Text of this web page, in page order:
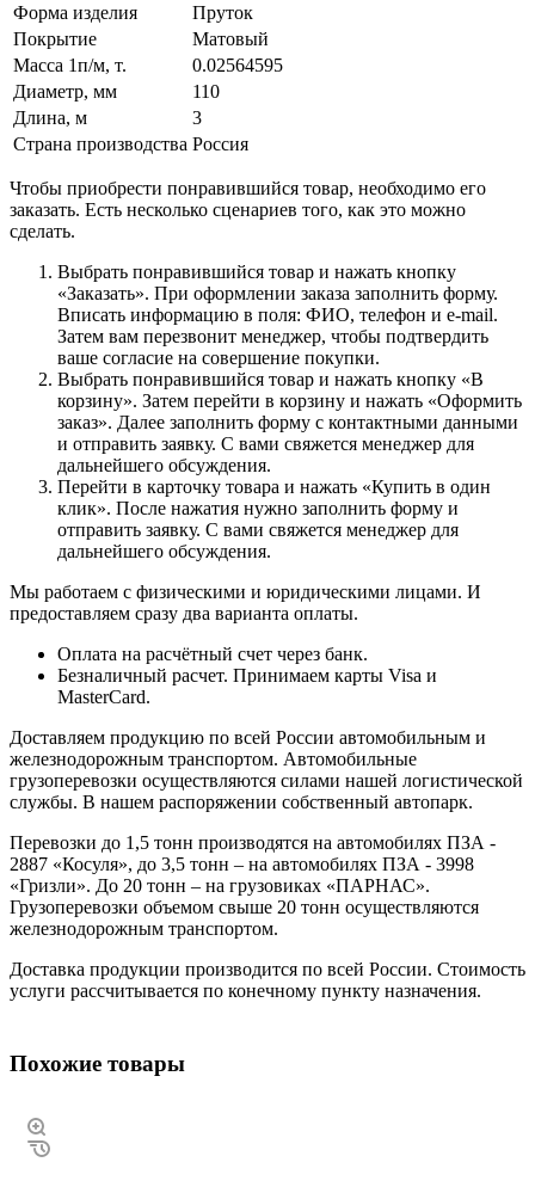
Форма изделия
Пруток
Покрытие
Матовый
Масса 1п/м, т.
0.02564595
Диаметр, мм
110
Длина, м
3
Страна производства Россия
Чтобы приобрести понравившийся товар, необходимо его
заказать. Есть несколько сценариев того, как это можно
сделать.
Выбрать понравившийся товар и нажать кнопку
«Заказать». При оформлении заказа заполнить форму.
Вписать информацию в поля: ФИО, телефон и e-mail.
Затем вам перезвонит менеджер, чтобы подтвердить
ваше согласие на совершение покупки.
Выбрать понравившийся товар и нажать кнопку «В
корзину». Затем перейти в корзину и нажать «Оформить
заказ». Далее заполнить форму с контактными данными
и отправить заявку. С вами свяжется менеджер для
дальнейшего обсуждения.
Перейти в карточку товара и нажать «Купить в один
клик». После нажатия нужно заполнить форму и
отправить заявку. С вами свяжется менеджер для
дальнейшего обсуждения.
Мы работаем с физическими и юридическими лицами. И
предоставляем сразу два варианта оплаты.
Оплата на расчётный счет через банк.
Безналичный расчет. Принимаем карты Visa и
MasterCard.
Доставляем продукцию по всей России автомобильным и
железнодорожным транспортом. Автомобильные
грузоперевозки осуществляются силами нашей логистической
службы. В нашем распоряжении собственный автопарк.
Перевозки до 1,5 тонн производятся на автомобилях ПЗА -
2887 «Косуля», до 3,5 тонн – на автомобилях ПЗА - 3998
«Гризли». До 20 тонн – на грузовиках «ПАРНАС».
Грузоперевозки объемом свыше 20 тонн осуществляются
железнодорожным транспортом.
Доставка продукции производится по всей России. Стоимость
услуги рассчитывается по конечному пункту назначения.
Похожие товары